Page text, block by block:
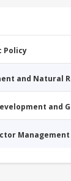
Policy
and Natural
and
Management